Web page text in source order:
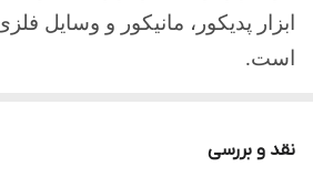
ابزار پدیکور، مانیکور و وسایل
است.
از انتقال آلودگی بین مشتریان
نقد و بررسی